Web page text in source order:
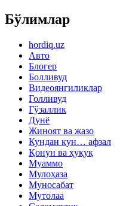
Бўлимлар
hordiq.uz
Авто
Блогер
Болливуд
Видеоянгиликлар
Голливуд
Гўзаллик
Дунё
Жиноят ва жазо
Кундан кун… афзал
Қонун ва ҳуқуқ
Муаммо
Мулоҳаза
Муносабат
Мутолаа